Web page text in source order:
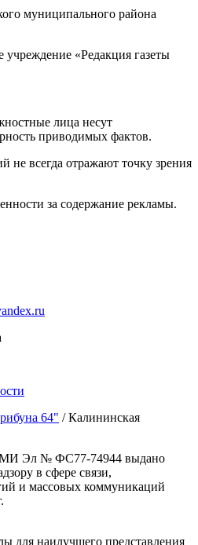
муниципального района
«Редакция газеты
лица несут
приводимых фактов.
не всегда отражают точку зрения
за содержание рекламы.
64" / Калининская
Эл № ФС77-74944 выдано
в сфере связи,
и массовых коммуникаций
для наилучшего представления